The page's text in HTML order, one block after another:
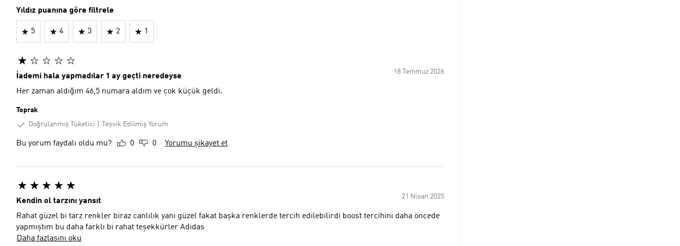
Yıldız puanına göre filtrele
5 4 3 2 1
18 Temmuz 2026
İademi hala yapmadılar 1 ay geçti neredeyse
Her zaman aldığım 46,5 numara aldım ve çok küçük geldi.
Toprak
Doğrulanmış Tüketici
Teşvik Edilmiş Yorum
Bu yorum faydalı oldu mu? 0 0 Yorumu şikayet et
21 Nisan 2025
Kendin ol tarzını yansıt
Rahat güzel bi tarz renkler biraz canlılık yanı güzel fakat başka renklerde tercih edilebilirdi boost tercihini daha öncede
yapmıştım bu daha farklı bi rahat teşekkürler Adidas
Daha fazlasını oku